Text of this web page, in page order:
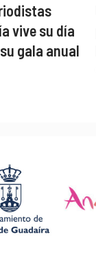
vive su día
gala anual